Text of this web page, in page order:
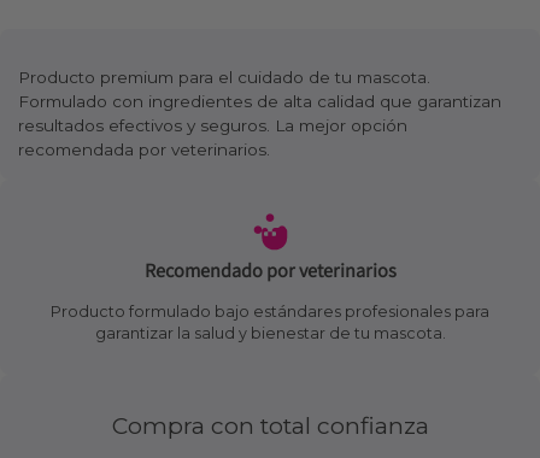
Producto premium para el cuidado de tu mascota.
Formulado con ingredientes de alta calidad que garantizan
resultados efectivos y seguros. La mejor opción
recomendada por veterinarios.
Recomendado por veterinarios
Producto formulado bajo estándares profesionales para
garantizar la salud y bienestar de tu mascota.
Compra con total confianza